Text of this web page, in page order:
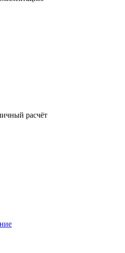
расчёт